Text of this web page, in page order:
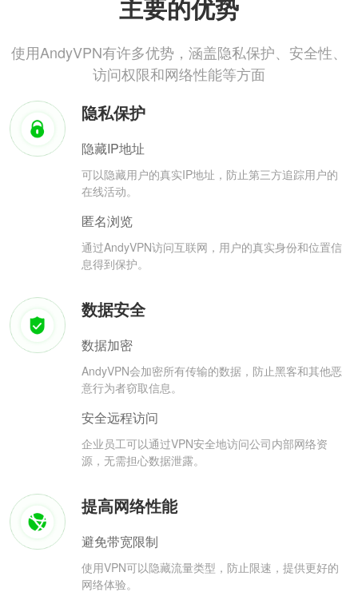
主要的优势
使用AndyVPN有许多优势，涵盖隐私保护、安全性、
访问权限和网络性能等方面
隐私保护
隐藏IP地址
可以隐藏用户的真实IP地址，防止第三方追踪用户的
在线活动。
匿名浏览
通过AndyVPN访问互联网，用户的真实身份和位置信
息得到保护。
数据安全
数据加密
AndyVPN会加密所有传输的数据，防止黑客和其他恶
意行为者窃取信息。
安全远程访问
企业员工可以通过VPN安全地访问公司内部网络资
源，无需担心数据泄露。
提高网络性能
避免带宽限制
使用VPN可以隐藏流量类型，防止限速，提供更好的
网络体验。